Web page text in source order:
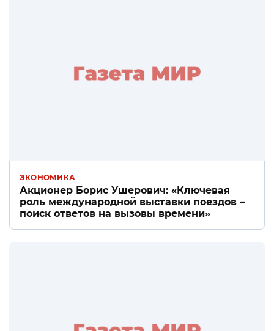
ЭКОНОМИКА
Акционер Борис Ушерович: «Ключевая
роль международной выставки поездов –
поиск ответов на вызовы времени»